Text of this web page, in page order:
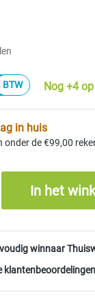
Nog +4
in huis
onder de €99,00
In het
winnaar